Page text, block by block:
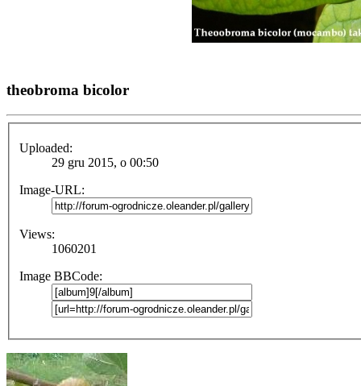
theobroma bicolor
Uploaded:
29 gru 2015, o 00:50
Image-URL:
Views:
1060201
Image BBCode: